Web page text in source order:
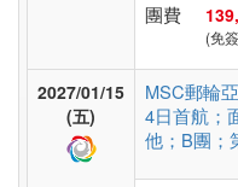
非
團費
(免
2027/01/15
(五)
MSC郵輪
4日首航；
他；B團；